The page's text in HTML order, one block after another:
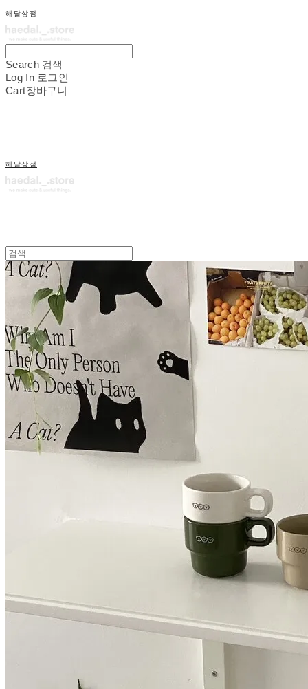
해달상점
Search 검색
Log In 로그인
Cart장바구니
해달상점